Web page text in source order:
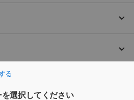
る
選択してください